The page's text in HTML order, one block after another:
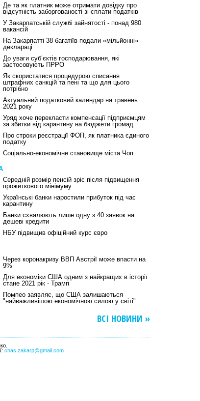
Де та як платник може отримати довідку про
відсутність заборгованості зі сплати податків
У Закарпатській службі зайнятості - понад 980
вакансій
На Закарпатті 38 багатіїв подали «мільйонні»
деклараці
До уваги суб’єктів господарювання, які
застосовують ПРРО
Як скористатися процедурою списання
штрафних санкцій та пені та що для цього
потрібно
Актуальний податковий календар на травень
2021 року
Уряд хоче перекласти компенсації підприємцям
за збитки від карантину на бюджети громад
Про строки реєстрації ФОП, як платника єдиного
податку
Соціально-економічне становище міста Чоп
Середній розмір пенсій зріс після підвищення
прожиткового мінімуму
Українські банки наростили прибуток під час
карантину
Банки схвалюють лише одну з 40 заявок на
дешеві кредити
НБУ підвищив офіційний курс євро
Через коронакризу ВВП Австрії може впасти на
9%
Для економіки США одним з найкращих в історії
стане 2021 рік - Трамп
Помпео заявляє, що США залишаються
"найважливішою економічною силою у світі"
ВСІ НОВИНИ »
chas.zakarp@gmail.com